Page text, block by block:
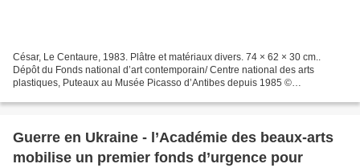
César, Le Centaure, 1983. Plâtre et matériaux divers. 74 × 62 × 30 cm..
Dépôt du Fonds national d’art contemporain/ Centre national des arts
plastiques, Puteaux au Musée Picasso d’Antibes depuis 1985 ©
Guerre en Ukraine - l’Académie des beaux-arts
mobilise un premier fonds d’urgence pour